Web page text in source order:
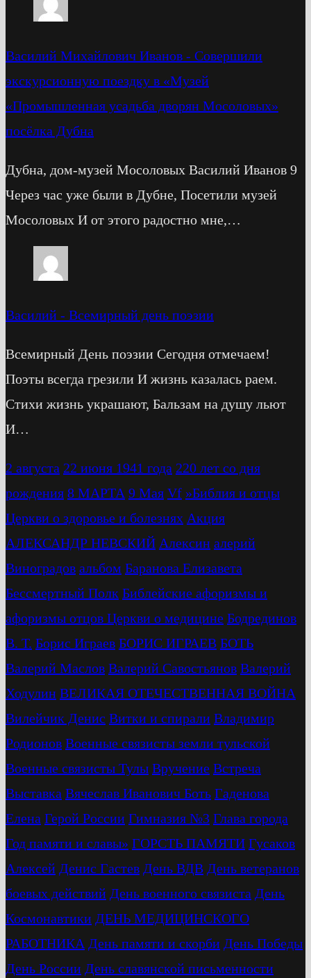
Василий Михайлович Иванов - Cовершили
экскурсионную поездку в «Музей
«Промышленная усадьба дворян Мосоловых»
посёлка Дубна
Дубна, дом-музей Мосоловых Василий Иванов 9
Через час уже были в Дубне, Посетили музей
Мосоловых И от этого радостно мне,…
Василий - Всемирный день поэзии
Всемирный День поэзии Сегодня отмечаем!
Поэты всегда грезили И жизнь казалась раем.
Стихи жизнь украшают, Бальзам на душу льют
И…
2 августа 22 июня 1941 года 220 лет со дня
рождения 8 МАРТА 9 Мая Vf »Библия и отцы
Церкви о здоровье и болезнях Акция
АЛЕКСАНДР НЕВСКИЙ Алексин алерий
Виноградов альбом Баранова Елизавета
Бессмертный Полк Библейские афоризмы и
афоризмы отцов Церкви о медицине Бодрединов
В. Т. Бориc Играев БОРИС ИГРАЕВ БОТЬ
Валерий Маслов Валерий Савостьянов Валерий
Ходулин ВЕЛИКАЯ ОТЕЧЕСТВЕННАЯ ВОЙНА
Вилейчик Денис Витки и спирали Владимир
Родионов Военные связисты земли тульской
Военные связисты Тулы Вручение Встреча
Выставка Вячеслав Иванович Боть Гаденова
Елена Герой России Гимназия №3 Глава города
Год памяти и славы» ГОРСТЬ ПАМЯТИ Гусаков
Алексей Денис Гастев День ВДВ День ветеранов
боевых действий День военного связиста День
Космонавтики ДЕНЬ МЕДИЦИНСКОГО
РАБОТНИКА День памяти и скорби День Победы
День России День славянской письменности